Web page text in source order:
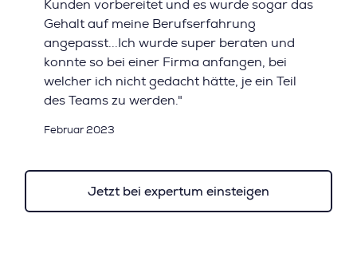
Kunden vorbereitet und es wurde sogar das
Gehalt auf meine Berufserfahrung
angepasst...Ich wurde super beraten und
konnte so bei einer Firma anfangen, bei
welcher ich nicht gedacht hätte, je ein Teil
des Teams zu werden."
Februar 2023
Jetzt bei expertum einsteigen